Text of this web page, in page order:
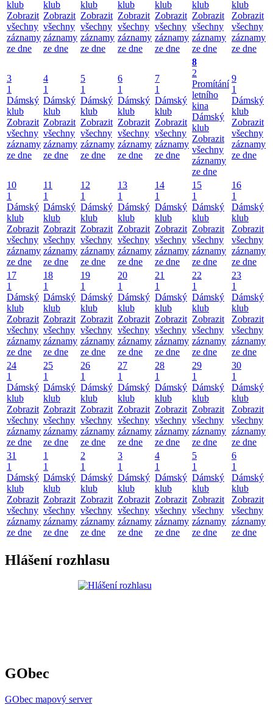
klub
Zobrazit
všechny
záznamy
ze dne
klub
Zobrazit
všechny
záznamy
ze dne
klub
Zobrazit
všechny
záznamy
ze dne
klub
Zobrazit
všechny
záznamy
ze dne
klub
Zobrazit
všechny
záznamy
ze dne
klub
Zobrazit
všechny
záznamy
ze dne
klub
Zobrazit
všechny
záznamy
ze dne
3
1
Dámský
klub
Zobrazit
všechny
záznamy
ze dne
4
1
Dámský
klub
Zobrazit
všechny
záznamy
ze dne
5
1
Dámský
klub
Zobrazit
všechny
záznamy
ze dne
6
1
Dámský
klub
Zobrazit
všechny
záznamy
ze dne
7
1
Dámský
klub
Zobrazit
všechny
záznamy
ze dne
8
2
Promítání
letního
kina
Dámský
klub
Zobrazit
všechny
záznamy
ze dne
9
1
Dámský
klub
Zobrazit
všechny
záznamy
ze dne
10
1
Dámský
klub
Zobrazit
všechny
záznamy
ze dne
11
1
Dámský
klub
Zobrazit
všechny
záznamy
ze dne
12
1
Dámský
klub
Zobrazit
všechny
záznamy
ze dne
13
1
Dámský
klub
Zobrazit
všechny
záznamy
ze dne
14
1
Dámský
klub
Zobrazit
všechny
záznamy
ze dne
15
1
Dámský
klub
Zobrazit
všechny
záznamy
ze dne
16
1
Dámský
klub
Zobrazit
všechny
záznamy
ze dne
17
1
Dámský
klub
Zobrazit
všechny
záznamy
ze dne
18
1
Dámský
klub
Zobrazit
všechny
záznamy
ze dne
19
1
Dámský
klub
Zobrazit
všechny
záznamy
ze dne
20
1
Dámský
klub
Zobrazit
všechny
záznamy
ze dne
21
1
Dámský
klub
Zobrazit
všechny
záznamy
ze dne
22
1
Dámský
klub
Zobrazit
všechny
záznamy
ze dne
23
1
Dámský
klub
Zobrazit
všechny
záznamy
ze dne
24
1
Dámský
klub
Zobrazit
všechny
záznamy
ze dne
25
1
Dámský
klub
Zobrazit
všechny
záznamy
ze dne
26
1
Dámský
klub
Zobrazit
všechny
záznamy
ze dne
27
1
Dámský
klub
Zobrazit
všechny
záznamy
ze dne
28
1
Dámský
klub
Zobrazit
všechny
záznamy
ze dne
29
1
Dámský
klub
Zobrazit
všechny
záznamy
ze dne
30
1
Dámský
klub
Zobrazit
všechny
záznamy
ze dne
31
1
Dámský
klub
Zobrazit
všechny
záznamy
ze dne
1
1
Dámský
klub
Zobrazit
všechny
záznamy
ze dne
2
1
Dámský
klub
Zobrazit
všechny
záznamy
ze dne
3
1
Dámský
klub
Zobrazit
všechny
záznamy
ze dne
4
1
Dámský
klub
Zobrazit
všechny
záznamy
ze dne
5
1
Dámský
klub
Zobrazit
všechny
záznamy
ze dne
6
1
Dámský
klub
Zobrazit
všechny
záznamy
ze dne
Hlášení rozhlasu
GObec
GObec mapový server